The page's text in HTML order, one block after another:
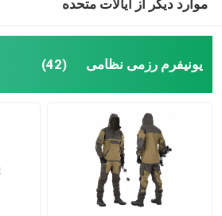
موارد دیگر از ایالات متحده
یونیفرم رزمی نظامی (42)